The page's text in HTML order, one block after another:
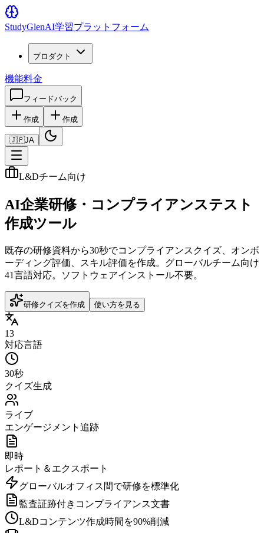
StudyGlenAI学習プラットフォーム
プロダクト
機能料金
フィードバック
作成 作成
🇯🇵JA
L&Dチーム向け
AI企業研修・コンプライアンステスト
作成ツール
既存の研修資料から30秒でコンプライアンスクイズ、オンボ
ーディング評価、スキル評価を作成。グローバルチーム向け
41言語対応。ソフトウェアインストール不要。
研修クイズを作成 使い方を見る
13
対応言語
30秒
クイズ生成
ライブ
エンゲージメント追跡
即時
レポート＆エクスポート
グローバルオフィス間で研修を標準化
監査証跡付きコンプライアンス文書
L&Dコンテンツ作成時間を90%削減